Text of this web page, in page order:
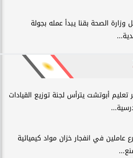
وزارة الصحة بقنا يبدأ عمله بجولة
تعليم أبوتشت يترأس لجنة توزيع القيادات
عاملين في انفجار خزان مواد كيميائية